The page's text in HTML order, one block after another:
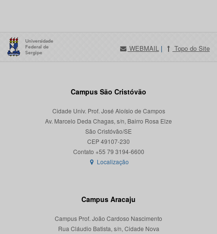
WEBMAIL | Topo do Site
Campus São Cristóvão
Cidade Univ. Prof. José Aloísio de Campos
Av. Marcelo Deda Chagas, s/n, Bairro Rosa Elze
São Cristóvão/SE
CEP 49107-230
Localização
Campus Aracaju
Campus Prof. João Cardoso Nascimento
Rua Cláudio Batista, s/n, Cidade Nova